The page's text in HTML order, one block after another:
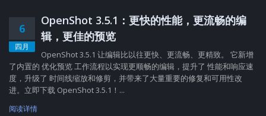
6
四月
OpenShot 3.5.1：更快的性能，更流畅的编
辑，更佳的预览
OpenShot 3.5.1 让编辑比以往更快、更流畅、更精致。 它新增
了内置的 优化预览 工作流程以实现更顺畅的编辑，提升了 性能和响应速
度，升级了 时间线缩放和修剪，并带来了大量重要的修复和可用性改
进。立即下载 OpenShot 3.5.1！...
阅读详情